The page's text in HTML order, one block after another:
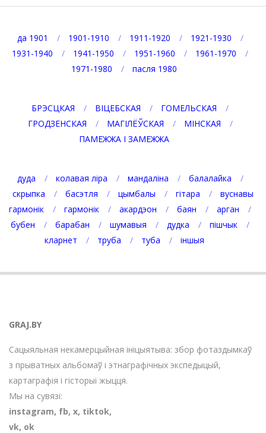
да 1901 1901-1910 1911-1920
1921-1930
1931-1940
1941-1950 1951-1960
1961-1970
1971-1980
пасля 1980
БРЭСЦКАЯ ВІЦЕБСКАЯ
ГОМЕЛЬСКАЯ
ГРОДЗЕНСКАЯ
МАГІЛЁЎСКАЯ
МІНСКАЯ
ПАМЕЖЖА І ЗАМЕЖЖА
дуда колавая ліра мандаліна
балалайка
скрыпка
басэтля цымбалы гітара
вуснавы
гармонік
гармонік акардэон баян
арган
бубен
барабан шумавыя дудка
пішчык
кларнет
труба туба іншыя
GRAJ.BY
Сацыяльная некамерцыйная ініцыятыва: збор фотаздымкаў
з прыватных альбомаў і этнаграфічных экспедыцый,
картаграфія і гісторыі жыцця.
Мы на сувязі:
instagram, fb, х, tiktok,
vk, ok